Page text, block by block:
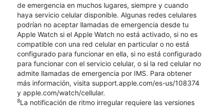
de emergencia en muchos lugares, siempre y cuando
haya servicio celular disponible. Algunas redes celulares
podrían no aceptar llamadas de emergencia desde tu
Apple Watch si el Apple Watch no está activado, si no es
compatible con una red celular en particular o no está
configurado para funcionar en ella, si no está configurado
para funcionar con el servicio celular, o si la red celular no
admite llamadas de emergencia por IMS. Para obtener
más información, visita support.apple.com/es-us/108374
y apple.com/watch/cellular.
8La notificación de ritmo irregular requiere las versiones